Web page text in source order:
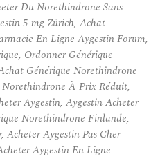
Du Norethindrone Sans
5 mg Zürich, Achat
En Ligne Aygestin Forum,
Ordonner Générique
Générique Norethindrone
À Prix Réduit,
Aygestin, Aygestin Acheter
Norethindrone Finlande,
Acheter Aygestin Pas Cher
Aygestin En Ligne